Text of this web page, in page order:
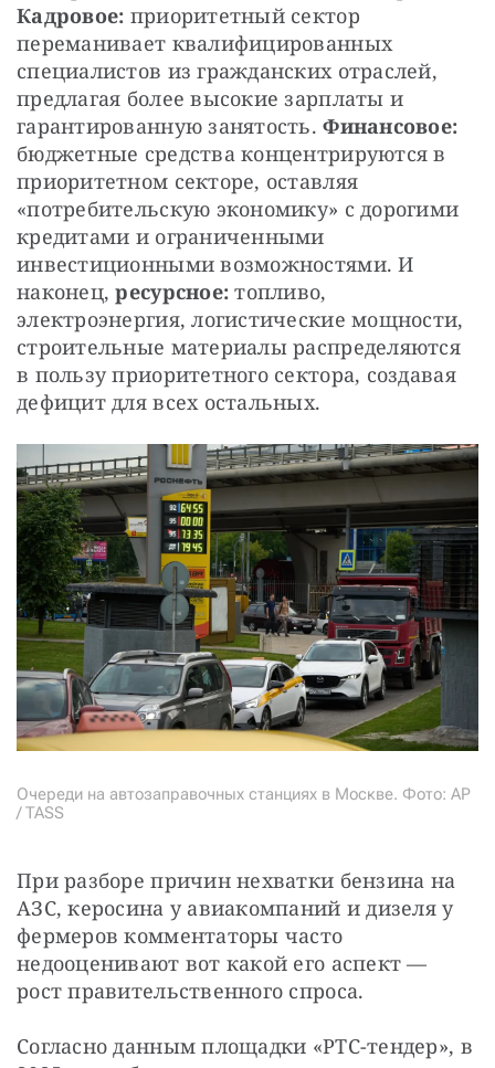
Кадровое: приоритетный сектор
переманивает квалифицированных
специалистов из гражданских отраслей,
предлагая более высокие зарплаты и
гарантированную занятость. Финансовое:
бюджетные средства концентрируются в
приоритетном секторе, оставляя
«потребительскую экономику» с дорогими
кредитами и ограниченными
инвестиционными возможностями. И
наконец, ресурсное: топливо,
электроэнергия, логистические мощности,
строительные материалы распределяются
в пользу приоритетного сектора, создавая
дефицит для всех остальных.
Очереди на автозаправочных станциях в Москве. Фото: AP
/ TASS
При разборе причин нехватки бензина на
АЗС, керосина у авиакомпаний и дизеля у
фермеров комментаторы часто
недооценивают вот какой его аспект —
рост правительственного спроса.
Согласно данным площадки «РТС-тендер», в